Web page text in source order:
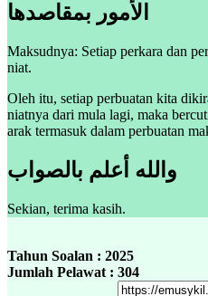
الأمور بمقاصدها
Maksudnya: Setiap perkara dan
niat.
Oleh itu, setiap perbuatan kita
niatnya dari mula lagi, maka
arak termasuk dalam perbuatan
والله أعلم بالصواب
Sekian, terima kasih.
Tahun Soalan : 2025
Jumlah Pelawat : 304